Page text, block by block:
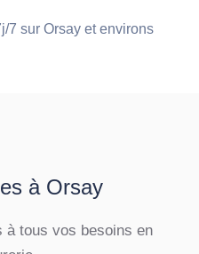
7 sur Orsay et environs
à Orsay
à tous vos besoins en